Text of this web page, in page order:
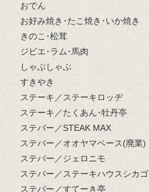
おでん
お好み焼き･たこ焼き･いか焼き
きのこ･松茸
ジビエ･ラム･馬肉
しゃぶしゃぶ
すきやき
ステーキ／ステーキロッヂ
ステーキ／たくあん･牡丹亭
ステバー／STEAK MAX
ステバー／オオヤマベース(廃業)
ステバー／ジェロニモ
ステバー／ステーキハウスシカゴ
ステバー／すてーき亭